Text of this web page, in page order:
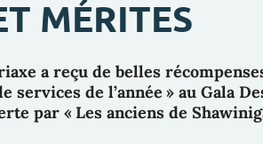
MÉRITES
a reçu de belles
services de l’année » au Gala
par « Les anciens de